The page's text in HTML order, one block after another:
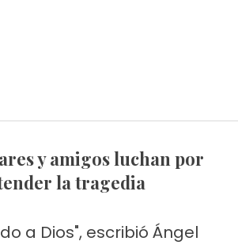
la tragedia
a Dios", escribió Ángel